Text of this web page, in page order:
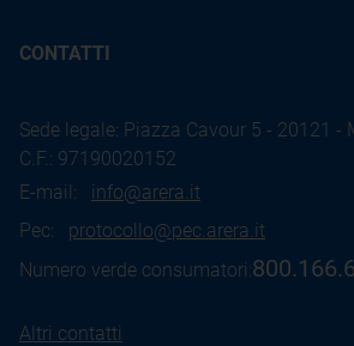
CONTATTI
Sede legale: Piazza Cavour 5 - 20121 -
C.F.: 97190020152
E-mail: info@arera.it
Pec: protocollo@pec.arera.it
Numero verde consumatori:
Altri contatti